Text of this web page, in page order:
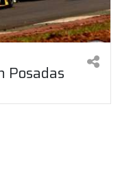
Posadas